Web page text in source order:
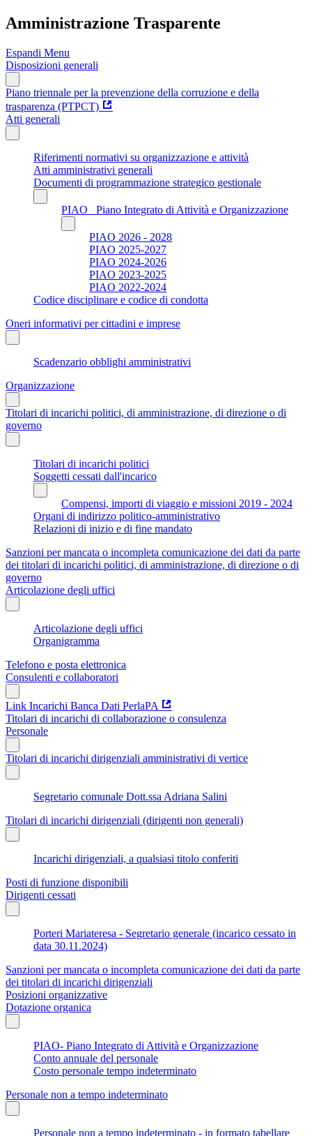
Amministrazione Trasparente
Espandi Menu
Disposizioni generali
Piano triennale per la prevenzione della corruzione e della
trasparenza (PTPCT)
Atti generali
Riferimenti normativi su organizzazione e attività
Atti amministrativi generali
Documenti di programmazione strategico gestionale
PIAO_ Piano Integrato di Attività e Organizzazione
PIAO 2026 - 2028
PIAO 2025-2027
PIAO 2024-2026
PIAO 2023-2025
PIAO 2022-2024
Codice disciplinare e codice di condotta
Oneri informativi per cittadini e imprese
Scadenzario obblighi amministrativi
Organizzazione
Titolari di incarichi politici, di amministrazione, di direzione o di
governo
Titolari di incarichi politici
Soggetti cessati dall'incarico
Compensi, importi di viaggio e missioni 2019 - 2024
Organi di indirizzo politico-amministrativo
Relazioni di inizio e di fine mandato
Sanzioni per mancata o incompleta comunicazione dei dati da parte
dei titolari di incarichi politici, di amministrazione, di direzione o di
governo
Articolazione degli uffici
Articolazione degli uffici
Organigramma
Telefono e posta elettronica
Consulenti e collaboratori
Link Incarichi Banca Dati PerlaPA
Titolari di incarichi di collaborazione o consulenza
Personale
Titolari di incarichi dirigenziali amministrativi di vertice
Segretario comunale Dott.ssa Adriana Salini
Titolari di incarichi dirigenziali (dirigenti non generali)
Incarichi dirigenziali, a qualsiasi titolo conferiti
Posti di funzione disponibili
Dirigenti cessati
Porteri Mariateresa - Segretario generale (incarico cessato in
data 30.11.2024)
Sanzioni per mancata o incompleta comunicazione dei dati da parte
dei titolari di incarichi dirigenziali
Posizioni organizzative
Dotazione organica
PIAO- Piano Integrato di Attività e Organizzazione
Conto annuale del personale
Costo personale tempo indeterminato
Personale non a tempo indeterminato
Personale non a tempo indeterminato - in formato tabellare